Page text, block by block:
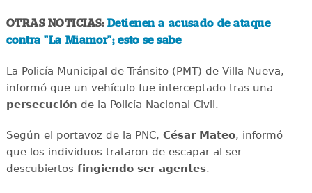
OTRAS NOTICIAS: Detienen a acusado de ataque
contra "La Miamor"; esto se sabe
La Policía Municipal de Tránsito (PMT) de Villa Nueva,
informó que un vehículo fue interceptado tras una
persecución de la Policía Nacional Civil.
Según el portavoz de la PNC, César Mateo, informó
que los individuos trataron de escapar al ser
descubiertos fingiendo ser agentes.